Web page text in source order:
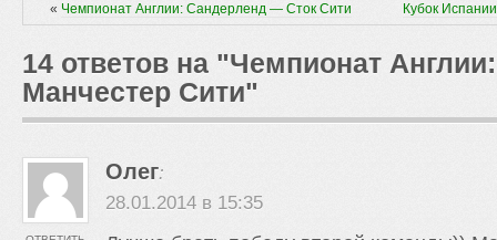
« Чемпионат Англии: Сандерленд — Сток Сити Кубок
14 ответов на "Чемпионат
Манчестер Сити"
Олег:
28.01.2014 в 15:35